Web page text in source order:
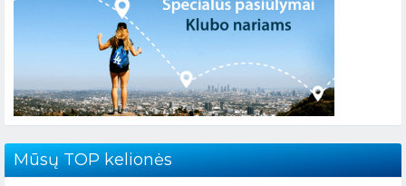
Mūsų TOP kelionės